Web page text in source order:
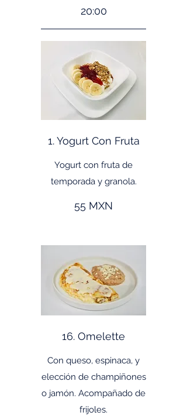
20:00
1. Yogurt Con Fruta
Yogurt con fruta de
temporada y granola.
55 MXN
16. Omelette
Con queso, espinaca, y
elección de champiñones
o jamón. Acompañado de
frijoles.